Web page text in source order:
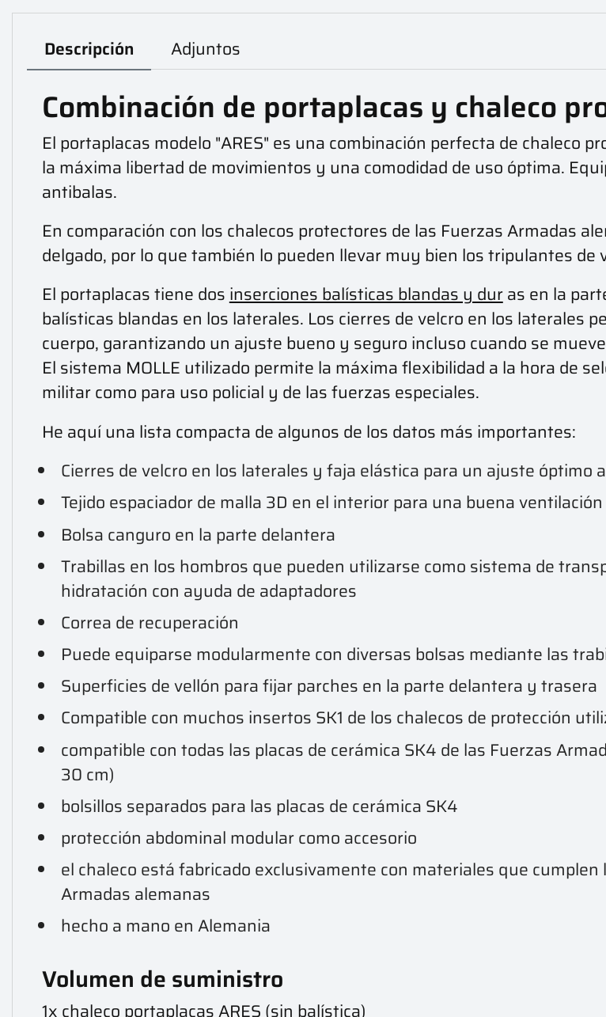
Descripción Adjuntos
Combinación de portaplacas y chaleco
El portaplacas modelo "ARES" es una combinación perfecta de chaleco
la máxima libertad de movimientos y una comodidad de uso óptima.
antibalas.
En comparación con los chalecos protectores de las Fuerzas Armadas
delgado, por lo que también lo pueden llevar muy bien los tripulantes de
El portaplacas tiene dos inserciones balísticas blandas y duras en la
balísticas blandas en los laterales. Los cierres de velcro en los laterales
cuerpo, garantizando un ajuste bueno y seguro incluso cuando se
El sistema MOLLE utilizado permite la máxima flexibilidad a la hora de
militar como para uso policial y de las fuerzas especiales.
He aquí una lista compacta de algunos de los datos más importantes:
Cierres de velcro en los laterales y faja elástica para un ajuste
Tejido espaciador de malla 3D en el interior para una buena
Bolsa canguro en la parte delantera
Trabillas en los hombros que pueden utilizarse como sistema de
hidratación con ayuda de adaptadores
Correa de recuperación
Puede equiparse modularmente con diversas bolsas mediante las
Superficies de vellón para fijar parches en la parte delantera y trasera
Compatible con muchos insertos SK1 de los chalecos de protección
compatible con todas las placas de cerámica SK4 de las Fuerzas
30 cm)
bolsillos separados para las placas de cerámica SK4
protección abdominal modular como accesorio
el chaleco está fabricado exclusivamente con materiales que
Armadas alemanas
hecho a mano en Alemania
Volumen de suministro
1x chaleco portaplacas ARES (sin balística)